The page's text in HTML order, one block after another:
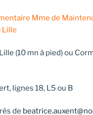
Mme de
Lille
(10 mn à pied) ou
lignes 18, L5 ou B
de